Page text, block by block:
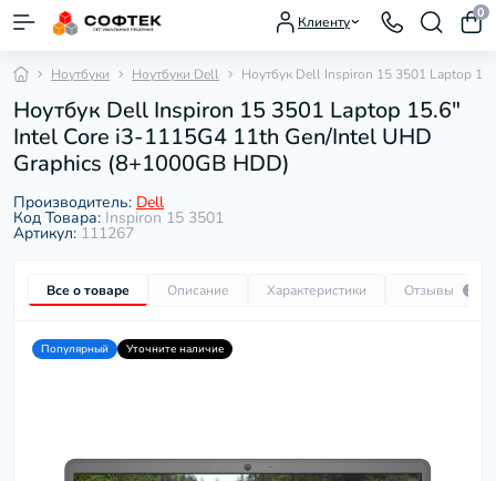
Клиенту
0
Ноутбуки Ноутбуки Dell Ноутбук Dell Inspiron 15 3501 Laptop
Ноутбук Dell Inspiron 15 3501 Laptop 15.6"
Intel Core i3-1115G4 11th Gen/Intel UHD
Graphics (8+1000GB HDD)
Производитель: Dell
Код Товара: Inspiron 15 3501
Артикул: 111267
Все о товаре Описание Характеристики Отзывы 1
Популярный Уточните наличие